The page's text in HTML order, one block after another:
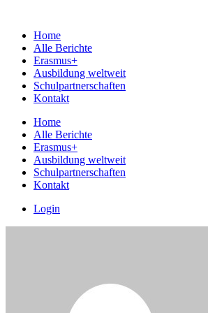
Home
Alle Berichte
Erasmus+
Ausbildung weltweit
Schulpartnerschaften
Kontakt
Home
Alle Berichte
Erasmus+
Ausbildung weltweit
Schulpartnerschaften
Kontakt
Login